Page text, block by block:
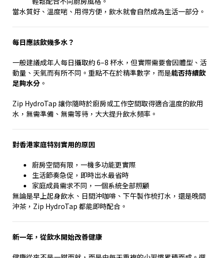
當水質好、溫度啱、用得方便，飲水就會自然成為生活一部分。
每日應該飲幾多水？
一般建議成年人每日攝取約6–8 杯水，但實際需要會因體型、活
動量、天氣而有所不同。重點不在於精準數字，而是能否持續飲
足夠水分 。
Zip HydroTap 讓你隨時於廚房或工作空間取得適合溫度的飲用
水，無需準備、無需等待，大大提升飲水頻率。
對香港家庭特別實用的原因
廚房空間有限，一機多功能更實際
生活節奏急促，即時出水最省時
家庭成員需求不同，一個系統全部照顧
無論是早上起身飲水、日間沖咖啡、下午製作梳打水，還是晚間
沖茶， Zip HydroTap 都能即時配合。
新一年，從飲水開始改善健康